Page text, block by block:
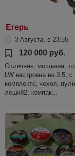
Егерь
3 Августа, в 23:55
120 000 руб.
Отличная, мощьная,
LW настроена на 3.5,
комплекте, чехол,
леший2, компак...